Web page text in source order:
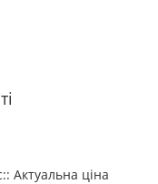
Актуальна ціна